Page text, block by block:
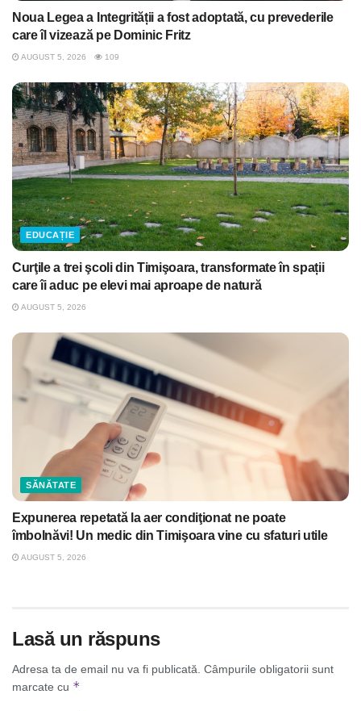
Noua Legea a Integrității a fost adoptată, cu prevederile
care îl vizează pe Dominic Fritz
AUGUST 5, 2026 109
EDUCAȚIE
Curţile a trei şcoli din Timişoara, transformate în spații
care îi aduc pe elevi mai aproape de natură
AUGUST 5, 2026
SĂNĂTATE
Expunerea repetată la aer condiţionat ne poate
îmbolnăvi! Un medic din Timişoara vine cu sfaturi utile
AUGUST 5, 2026
Lasă un răspuns
Adresa ta de email nu va fi publicată. Câmpurile obligatorii sunt
marcate cu *